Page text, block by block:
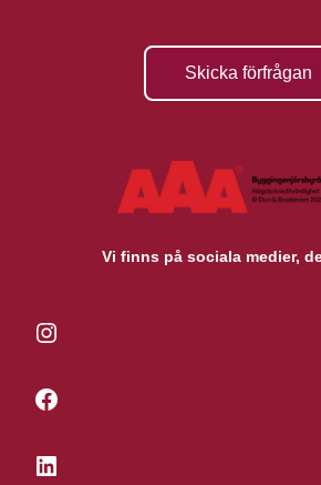
Skicka förfrågan
Vi finns på sociala medier,
Instagram
Facebook
LinkedIn